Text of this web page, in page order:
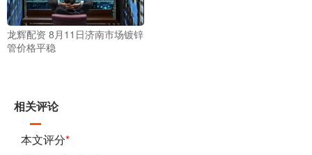
龙辉配资 8月11日济南市场镀锌
管价格平稳
相关评论
本文评分*